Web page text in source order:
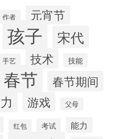
作者 元宵节
孩子 宋代
手艺 技术 技能
春节 春节期间
游戏 父母
红包 考试 能力